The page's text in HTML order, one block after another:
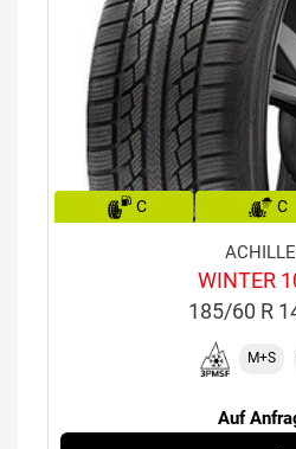
C C
WINTER
185/60 R
M+S
Auf